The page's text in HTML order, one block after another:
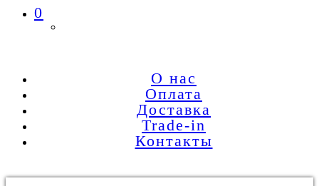
0
О нас
Оплата
Доставка
Trade-in
Контакты